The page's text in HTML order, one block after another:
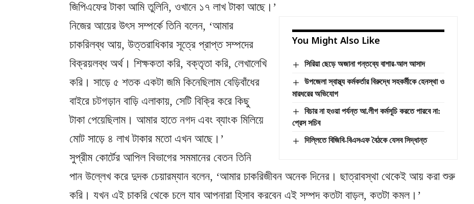
জিপিএফের টাকা আমি তুলিনি, ওখানে ১৭ লাখ টাকা আছে।’
You Might Also Like
সিরিয়া ছেড়ে অজানা গন্তব্যে বাশার-আল আসাদ
উপজেলা স্বাস্থ্য কর্মকর্তার বিরুদ্ধে সহকর্মীকে হেনস্থা ও
মারধরের অভিযোগ
বিচার না হওয়া পর্যন্ত আ.লীগ কর্মসূচি করতে পারবে না:
প্রেস সচিব
দিল্লিতে বিজিবি-বিএসএফ বৈঠকে যেসব সিদ্ধান্ত
নিজের আয়ের উৎস সম্পর্কে তিনি বলেন, ‘আমার
চাকরিলব্ধ আয়, উত্তরাধিকার সূত্রে প্রাপ্ত সম্পদের
বিক্রয়লব্ধ অর্থ। শিক্ষকতা করি, বক্তৃতা করি, লেখালেখি
করি। সাড়ে ৫ শতক একটা জমি কিনেছিলাম বেড়িবাঁধের
বাইরে চটগড়ান বাড়ি এলাকায়, সেটি বিক্রি করে কিছু
টাকা পেয়েছিলাম। আমার হাতে নগদ এবং ব্যাংক মিলিয়ে
মোট সাড়ে ৪ লাখ টাকার মতো এখন আছে।’
সুপ্রীম কোর্টের আপিল বিভাগের সমমানের বেতন তিনি
পান উল্লেখ করে দুদক চেয়ারম্যান বলেন, ‘আমার চাকরিজীবন অনেক দিনের। ছাত্রাবস্থা থেকেই আয় করা শুরু
করি। যখন এই চাকরি থেকে চলে যাব আপনারা হিসাব করবেন এই সম্পদ কতটা বাড়ল, কতটা কমল।’